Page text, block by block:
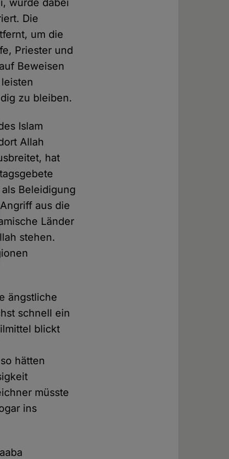
wurde dabei
Die
um die
Priester und
Beweisen
zu bleiben.
Islam
Allah
hat
Beleidigung
aus die
Länder
stehen.
ängstliche
schnell ein
blickt
hätten
müsste
ins